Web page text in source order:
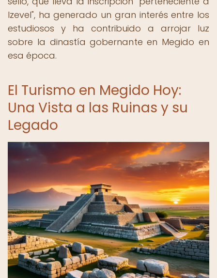
Izevel", ha generado un gran interés entre los
estudiosos y ha contribuido a arrojar luz
sobre la dinastía gobernante en Megido en
esa época.
El Turismo en Megido Hoy:
Una Vista a las Ruinas y su
Legado